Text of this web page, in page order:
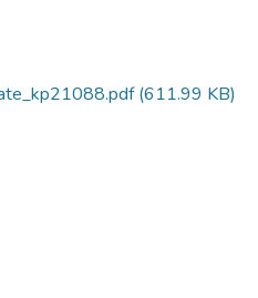
(611.99 KB)